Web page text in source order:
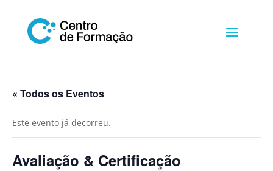
« Todos os Eventos
Este evento já decorreu.
Avaliação & Certificação